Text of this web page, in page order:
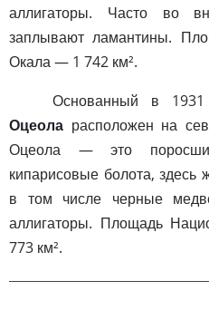
аллигаторы. Часто во
заплывают ламантины.
Окала — 1 742 км².
Основанный в
Оцеола расположен на
Оцеола — это
кипарисовые болота, здесь
в том числе черные
аллигаторы. Площадь
773 км².